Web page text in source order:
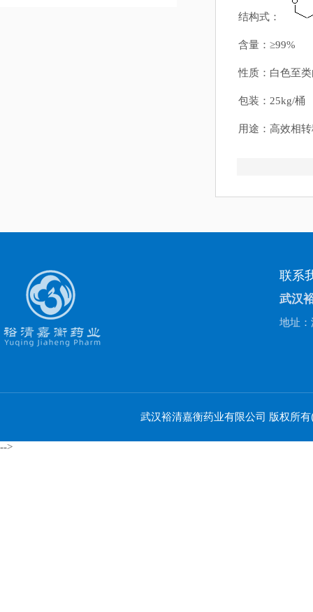
结构式：
含量：≥99%
性质：白色至
包装：25kg/桶
用途：高效相
联系
武汉
地址
武汉裕清嘉衡药业有限公司 版权所
-->